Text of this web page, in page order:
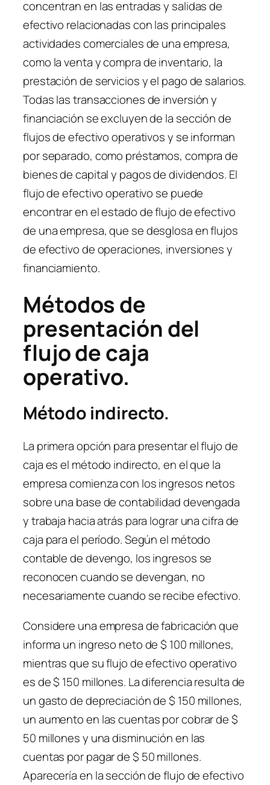
concentran en las entradas y salidas de
efectivo relacionadas con las principales
actividades comerciales de una empresa,
como la venta y compra de inventario, la
prestación de servicios y el pago de salarios.
Todas las transacciones de inversión y
financiación se excluyen de la sección de
flujos de efectivo operativos y se informan
por separado, como préstamos, compra de
bienes de capital y pagos de dividendos. El
flujo de efectivo operativo se puede
encontrar en el estado de flujo de efectivo
de una empresa, que se desglosa en flujos
de efectivo de operaciones, inversiones y
financiamiento.
Métodos de
presentación del
flujo de caja
operativo.
Método indirecto.
La primera opción para presentar el flujo de
caja es el método indirecto, en el que la
empresa comienza con los ingresos netos
sobre una base de contabilidad devengada
y trabaja hacia atrás para lograr una cifra de
caja para el período. Según el método
contable de devengo, los ingresos se
reconocen cuando se devengan, no
necesariamente cuando se recibe efectivo.
Considere una empresa de fabricación que
informa un ingreso neto de $ 100 millones,
mientras que su flujo de efectivo operativo
es de $ 150 millones. La diferencia resulta de
un gasto de depreciación de $ 150 millones,
un aumento en las cuentas por cobrar de $
50 millones y una disminución en las
cuentas por pagar de $ 50 millones.
Aparecería en la sección de flujo de efectivo